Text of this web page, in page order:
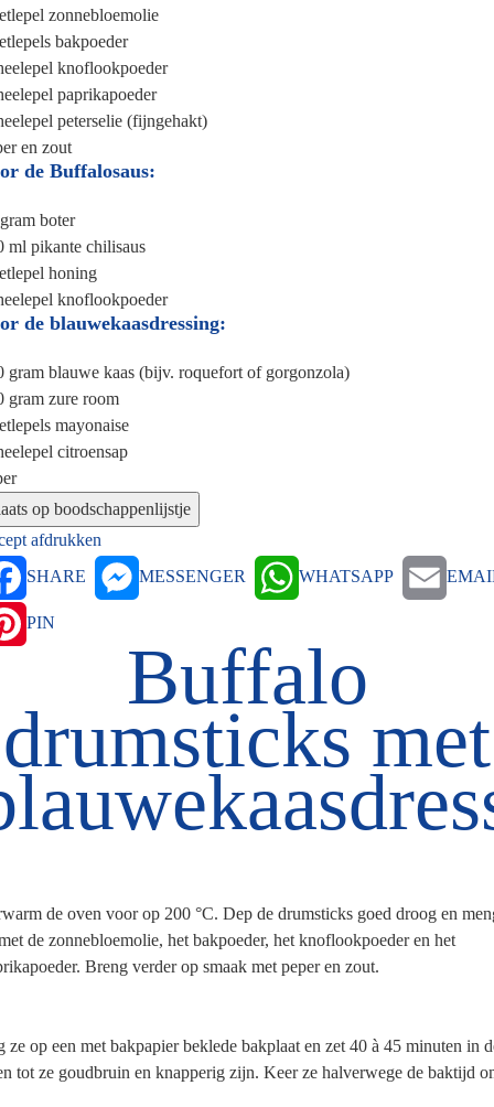
zonnebloemolie
bakpoeder
knoflookpoeder
paprikapoeder
peterselie (fijngehakt)
en zout
de Buffalosaus:
boter
ml pikante chilisaus
honing
knoflookpoeder
de blauwekaasdressing:
gram blauwe kaas (bijv. roquefort of gorgonzola)
gram zure room
mayonaise
citroensap
afdrukken
SHARE
MESSENGER WHATSAPP
PIN
Buffalo
drumsticks met
de oven voor op 200 °C. Dep de drumsticks goed droog en
de zonnebloemolie, het bakpoeder, het knoflookpoeder en het
Breng verder op smaak met peper en zout.
ze op een met bakpapier beklede bakplaat en zet 40 à 45 minuten in
tot ze goudbruin en knapperig zijn. Keer ze halverwege de baktijd